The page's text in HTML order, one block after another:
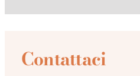
Contattaci